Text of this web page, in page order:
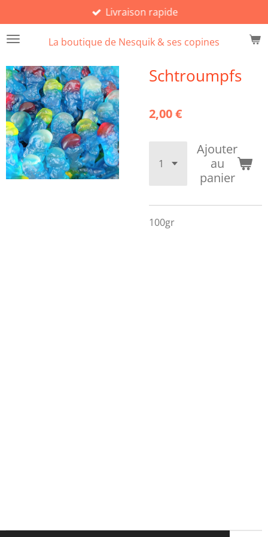
au
contenu
La boutique de Nesquik & ses copines
Livraison rapide
Schtroumpfs
2,00 €
Ajouter
au
panier
100gr